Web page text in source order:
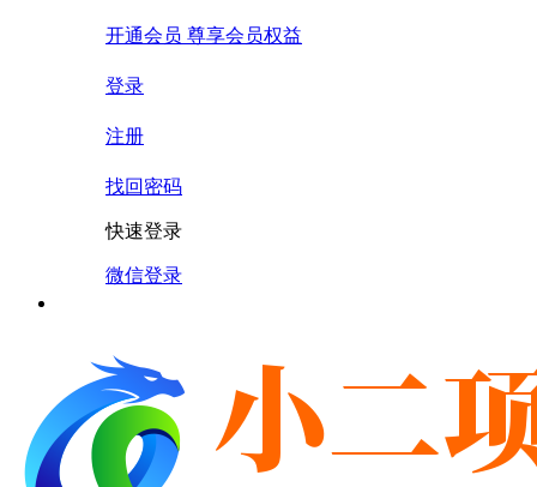
开通会员 尊享会员权益
登录
注册
找回密码
快速登录
微信登录